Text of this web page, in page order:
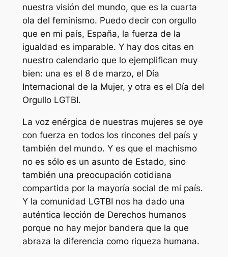
nuestra visión del mundo, que es la cuarta
ola del feminismo. Puedo decir con orgullo
que en mi país, España, la fuerza de la
igualdad es imparable. Y hay dos citas en
nuestro calendario que lo ejemplifican muy
bien: una es el 8 de marzo, el Día
Internacional de la Mujer, y otra es el Día del
Orgullo LGTBI.
La voz enérgica de nuestras mujeres se oye
con fuerza en todos los rincones del país y
también del mundo. Y es que el machismo
no es sólo es un asunto de Estado, sino
también una preocupación cotidiana
compartida por la mayoría social de mi país.
Y la comunidad LGTBI nos ha dado una
auténtica lección de Derechos humanos
porque no hay mejor bandera que la que
abraza la diferencia como riqueza humana.